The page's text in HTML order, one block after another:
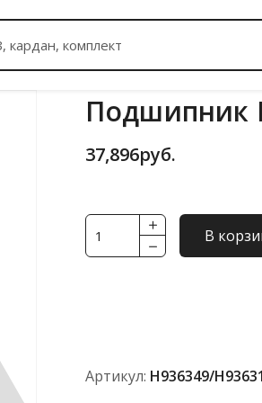
Подшипник
37,896руб.
Количество
товара
В
Артикул: H936349/